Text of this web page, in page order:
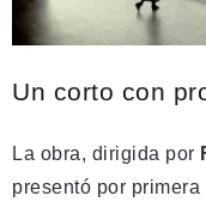
Un corto con
La obra, dirigida por
presentó por primera